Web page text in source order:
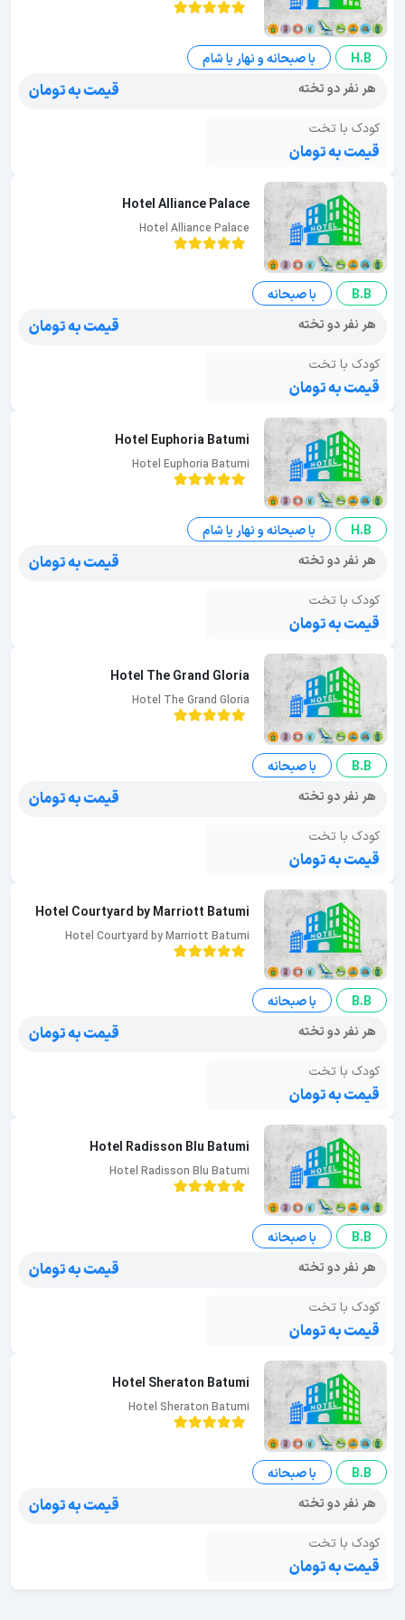
H.B
با صبحانه و نهار یا شام
هر نفر دو تخته
قیمت به تومان
کودک با تخت
قیمت به تومان
Hotel Alliance Palace
Hotel Alliance Palace
B.B
با صبحانه
هر نفر دو تخته
قیمت به تومان
کودک با تخت
قیمت به تومان
Hotel Euphoria Batumi
Hotel Euphoria Batumi
H.B
با صبحانه و نهار یا شام
هر نفر دو تخته
قیمت به تومان
کودک با تخت
قیمت به تومان
Hotel The Grand Gloria
Hotel The Grand Gloria
B.B
با صبحانه
هر نفر دو تخته
قیمت به تومان
کودک با تخت
قیمت به تومان
Hotel Courtyard by Marriott Batumi
Hotel Courtyard by Marriott Batumi
B.B
با صبحانه
هر نفر دو تخته
قیمت به تومان
کودک با تخت
قیمت به تومان
Hotel Radisson Blu Batumi
Hotel Radisson Blu Batumi
B.B
با صبحانه
هر نفر دو تخته
قیمت به تومان
کودک با تخت
قیمت به تومان
Hotel Sheraton Batumi
Hotel Sheraton Batumi
B.B
با صبحانه
هر نفر دو تخته
قیمت به تومان
کودک با تخت
قیمت به تومان